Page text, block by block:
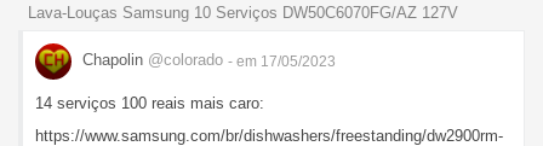
Lava-Louças Samsung 10 Serviços DW50C6070FG/AZ 127V
Chapolin @colorado - em 17/05/2023
14 serviços 100 reais mais caro:
https://www.samsung.com/br/dishwashers/freestanding/dw2900rm-